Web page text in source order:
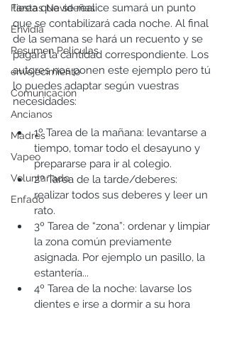
Fiestas Navideñas
Envidia
Resumen Peliculas
envejecimiento
Comunicación
Ancianos
Madres
Vapeo
Voluntariado
Enfado
tarea que se realice sumará un punto
que se contabilizará cada noche. Al final
de la semana se hará un recuento y se
pagará la cantidad correspondiente. Los
autores nos ponen este ejemplo pero tú
lo puedes adaptar según vuestras
necesidades:
1º Tarea de la mañana: levantarse a
tiempo, tomar todo el desayuno y
prepararse para ir al colegio.
2º Tarea de la tarde/deberes:
realizar todos sus deberes y leer un
rato.
3º Tarea de “zona”: ordenar y limpiar
la zona común previamente
asignada. Por ejemplo un pasillo, la
estantería...
4º Tarea de la noche: lavarse los
dientes e irse a dormir a su hora